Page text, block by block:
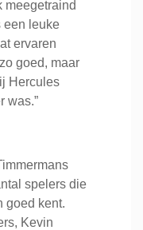
meegetraind
een leuke
ervaren
goed, maar
Hercules
was.”
spelers die
goed kent.
Kevin